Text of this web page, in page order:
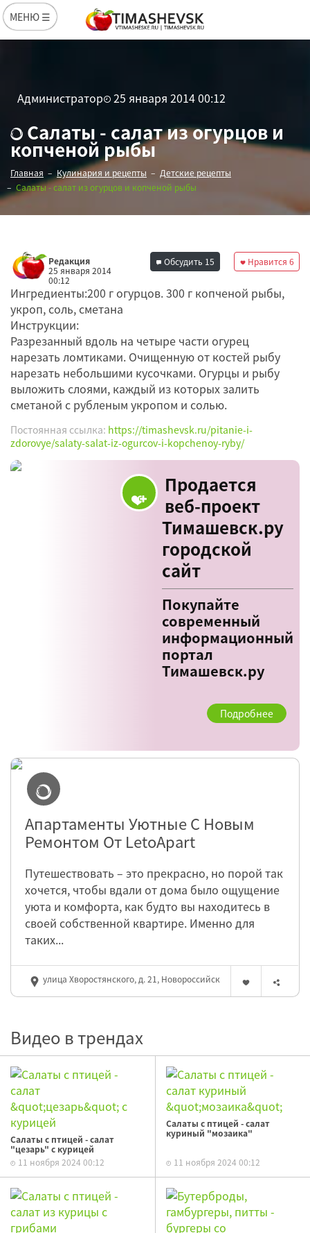
МЕНЮ ☰
Администратор 25 января 2014 00:12
Салаты - салат из огурцов и
копченой рыбы
Главная Кулинария и рецепты
Детские рецепты
Салаты - салат из огурцов и копченой рыбы
Редакция
25 января 2014
00:12
Нравится 6
Обсудить 15
Ингредиенты:200 г огурцов. 300 г копченой рыбы,
укроп, соль, сметана
Инструкции:
Разрезанный вдоль на четыре части огурец
нарезать ломтиками. Очищенную от костей рыбу
нарезать небольшими кусочками. Огурцы и рыбу
выложить слоями, каждый из которых залить
сметаной с рубленым укропом и солью.
Постоянная ссылка: https://timashevsk.ru/pitanie-i-
zdorovye/salaty-salat-iz-ogurcov-i-kopchenoy-ryby/
Продается
веб-проект
Тимашевск.ру
городской
сайт
Покупайте
современный
информационный
портал
Тимашевск.ру
Подробнее
Апартаменты Уютные С Новым
Ремонтом От LetoApart
Путешествовать – это прекрасно, но порой так
хочется, чтобы вдали от дома было ощущение
уюта и комфорта, как будто вы находитесь в
своей собственной квартире. Именно для
таких...
улица Хворостянского, д. 21, Новороссийск
Видео в трендах
Салаты с птицей - салат
"цезарь" с курицей
11 ноября 2024 00:12
Салаты с птицей - салат
куриный "мозаика"
11 ноября 2024 00:12